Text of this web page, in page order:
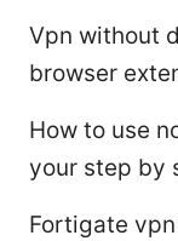
Vpn without
browser
How to use
your step by
Fortigate vpn